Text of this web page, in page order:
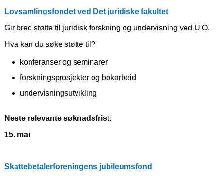
Lovsamlingsfondet ved Det juridiske fakultet
Gir bred støtte til juridisk forskning og undervisning ved UiO.
Hva kan du søke støtte til?
konferanser og seminarer
forskningsprosjekter og bokarbeid
undervisningsutvikling
Neste relevante søknadsfrist:
15. mai
Skattebetalerforeningens jubileumsfond